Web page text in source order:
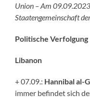
Union – Am
Staatengemeinschaft
Politische Verfolgung
Libanon
+ 07.09.: Hannibal al-
immer befindet sich